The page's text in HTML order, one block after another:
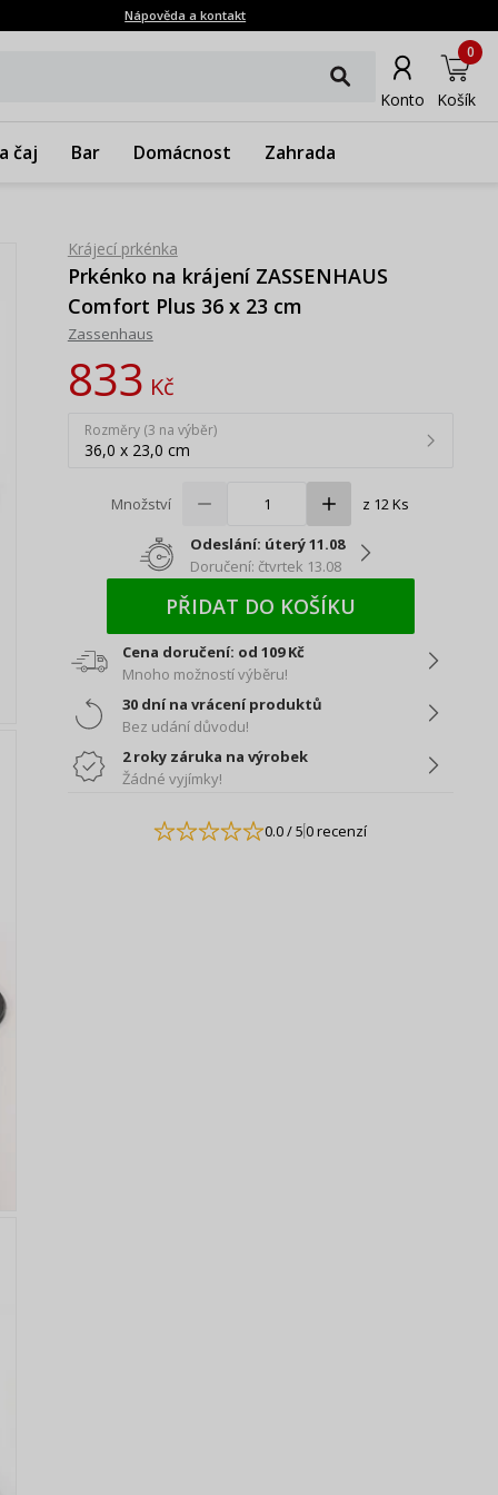
Nápověda a kontakt
Konto Košík
0
čaj Bar Domácnost Zahrada
Krájecí prkénka
Prkénko na krájení ZASSENHAUS
Comfort Plus 36 x 23 cm
Zassenhaus
833Kč
Rozměry (3 na výběr)
36,0 x 23,0 cm
Množství z 12 Ks
Odeslání: úterý 11.08
Doručení: čtvrtek 13.08
PŘIDAT DO KOŠÍKU
Cena doručení: od 109 Kč
Mnoho možností výběru!
30 dní na vrácení produktů
Bez udání důvodu!
2 roky záruka na výrobek
Žádné vyjímky!
0.0/ 50 recenzí